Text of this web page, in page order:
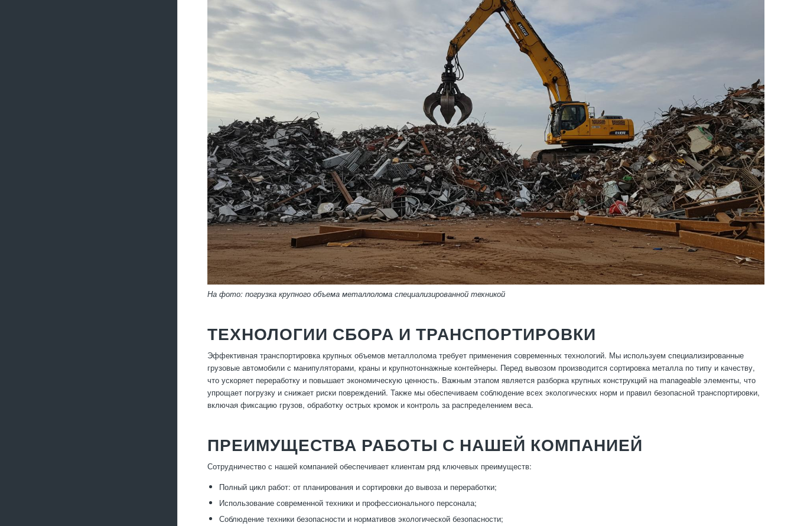
На фото: погрузка крупного объема металлолома специализированной техникой
ТЕХНОЛОГИИ СБОРА И ТРАНСПОРТИРОВКИ
Эффективная транспортировка крупных объемов металлолома требует применения современных технологий. Мы используем специализированные
грузовые автомобили с манипуляторами, краны и крупнотоннажные контейнеры. Перед вывозом производится сортировка металла по типу и качеству,
что ускоряет переработку и повышает экономическую ценность. Важным этапом является разборка крупных конструкций на manageable элементы, что
упрощает погрузку и снижает риски повреждений. Также мы обеспечиваем соблюдение всех экологических норм и правил безопасной транспортировки,
включая фиксацию грузов, обработку острых кромок и контроль за распределением веса.
ПРЕИМУЩЕСТВА РАБОТЫ С НАШЕЙ КОМПАНИЕЙ
Сотрудничество с нашей компанией обеспечивает клиентам ряд ключевых преимуществ:
Полный цикл работ: от планирования и сортировки до вывоза и переработки;
Использование современной техники и профессионального персонала;
Соблюдение техники безопасности и нормативов экологической безопасности;